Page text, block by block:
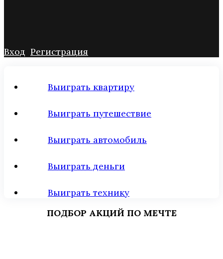
Вход Регистрация
Выиграть квартиру
Выиграть путешествие
Выиграть автомобиль
Выиграть деньги
Выиграть технику
ПОДБОР АКЦИЙ ПО МЕЧТЕ